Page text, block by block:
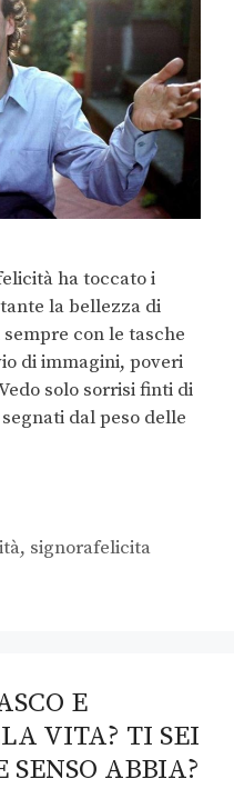
ha toccato i
la bellezza di
con le tasche
di immagini, poveri
solo sorrisi finti di
dal peso delle
, signorafelicita
E
VITA? TI SEI
ABBIA?